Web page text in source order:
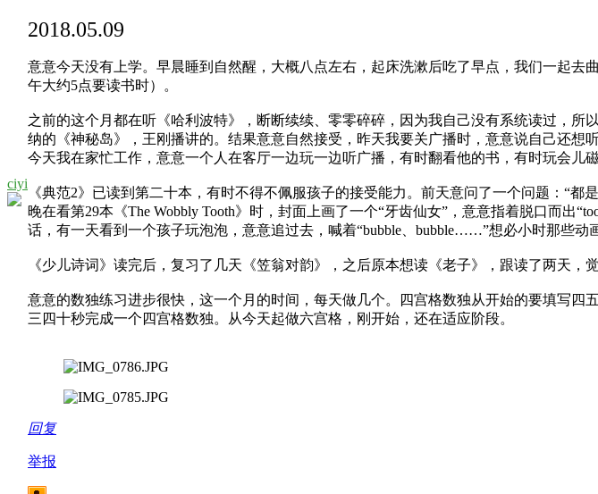
ciyi
2018.05.09
意意今天没有上学。早晨睡到自然醒，大概八点左右，起床洗漱后吃了早点，我们一起
午大约5点要读书时）。
之前的这个月都在听《哈利波特》，断断续续、零零碎碎，因为我自己没有系统读过，
纳的《神秘岛》，王刚播讲的。结果意意自然接受，昨天我要关广播时，意意说自己还想
今天我在家忙工作，意意一个人在客厅一边玩一边听广播，有时翻看他的书，有时玩会儿
《典范2》已读到第二十本，有时不得不佩服孩子的接受能力。前天意问了一个问题：“都
晚在看第29本《The Wobbly Tooth》时，封面上画了一个“牙齿仙女”，意意指着脱口而出“
话，有一天看到一个孩子玩泡泡，意意追过去，喊着“bubble bubble……”想必小时那些动
《少儿诗词》读完后，复习了几天《笠翁对韵》，之后原本想读《老子》，跟读了两天，
意意的数独练习进步很快，这一个月的时间，每天做几个。四宫格数独从开始的要填写
三四十秒完成一个四宫格数独。从今天起做六宫格，刚开始，还在适应阶段。
回复
举报